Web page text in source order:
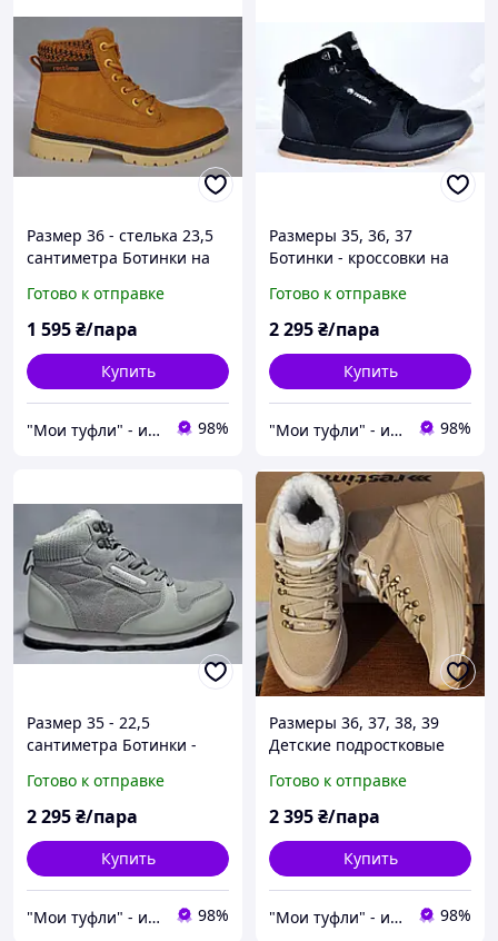
Размер 36 - стелька 23,5
сантиметра Ботинки на
нубука, желтые, в стиле
Timberland
Готово к отправке
1 595₴/пара
Купить
"Мои туфли" - интернет магазин обуви на все случаи жизни. 98%
Размеры 35, 36, 37
Ботинки - кроссовки на
кожи и замши, синие
Restime 18839
Готово к отправке
2 295₴/пара
Купить
"Мои туфли" - интернет магазин обуви на все случаи жизни. 98%
Размер 35 - 22,5
сантиметра Ботинки -
натуральной кожи и
замши, серые Restime
Готово к отправке
2 295₴/пара
Купить
"Мои туфли" - интернет магазин обуви на все случаи жизни. 98%
Размеры 36, 37, 38, 39
Детские подростковые
кроссовки Restime, на
меху, бежевые
Готово к отправке
2 395₴/пара
Купить
"Мои туфли" - интернет магазин обуви на все случаи жизни. 98%